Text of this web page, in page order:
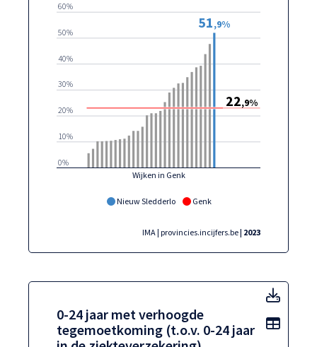
Nieuw Sledderlo Genk
Wijken in Genk
0%
10%
20%
30%
40%
50%
60%
51,9%
22,9%
IMA | provincies.incijfers.be| 2023
0-24 jaar met verhoogde
tegemoetkoming (t.o.v. 0-24 jaar
0-24
Toon